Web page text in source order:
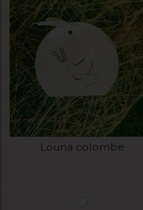
Louna colombe